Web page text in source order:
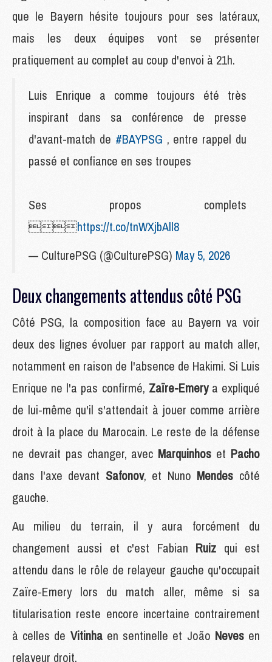
que le Bayern hésite toujours pour ses latéraux,
mais les deux équipes vont se présenter
pratiquement au complet au coup d'envoi à 21h.
Luis Enrique a comme toujours été très
inspirant dans sa conférence de presse
d'avant-match de #BAYPSG , entre rappel du
passé et confiance en ses troupes
Ses propos complets
https://t.co/tnWXjbAll8
— CulturePSG (@CulturePSG) May 5, 2026
Deux changements attendus côté PSG
Côté PSG, la composition face au Bayern va voir
deux des lignes évoluer par rapport au match aller,
notamment en raison de l'absence de Hakimi. Si Luis
Enrique ne l'a pas confirmé, Zaïre-Emery a expliqué
de lui-même qu'il s'attendait à jouer comme arrière
droit à la place du Marocain. Le reste de la défense
ne devrait pas changer, avec Marquinhos et Pacho
dans l'axe devant Safonov, et Nuno Mendes côté
gauche.
Au milieu du terrain, il y aura forcément du
changement aussi et c'est Fabian Ruiz qui est
attendu dans le rôle de relayeur gauche qu'occupait
Zaïre-Emery lors du match aller, même si sa
titularisation reste encore incertaine contrairement
à celles de Vitinha en sentinelle et João Neves en
relayeur droit.